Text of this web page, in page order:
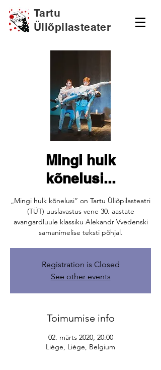
Tartu
Üliõpilasteater
Mingi hulk
kõnelusi...
„Mingi hulk kõnelusi” on Tartu Üliõpilasteatri
(TÜT) uuslavastus vene 30. aastate
avangardluule klassiku Alekandr Vvedenski
samanimelise teksti põhjal.
Registration is Closed
See other events
Toimumise info
02. märts 2020, 20:00
Liège, Liège, Belgium